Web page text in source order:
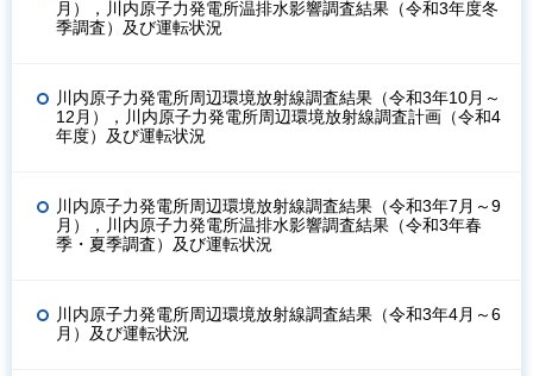
月），川内原子力発電所温排水影響調査結果（令和3年度冬
季調査）及び運転状況
川内原子力発電所周辺環境放射線調査結果（令和3年10月～
12月），川内原子力発電所周辺環境放射線調査計画（令和4
年度）及び運転状況
川内原子力発電所周辺環境放射線調査結果（令和3年7月～9
月），川内原子力発電所温排水影響調査結果（令和3年春
季・夏季調査）及び運転状況
川内原子力発電所周辺環境放射線調査結果（令和3年4月～6
月）及び運転状況